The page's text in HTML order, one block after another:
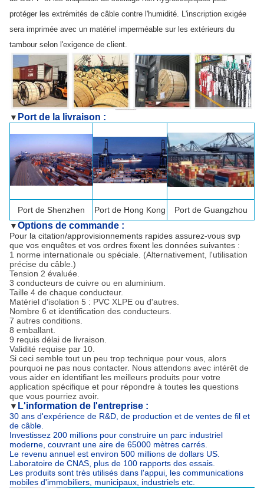
protéger les extrémités de câble contre l'humidité. L'inscription exigée
sera imprimée avec un matériel imperméable sur les extérieurs du
tambour selon l'exigence de client.
▼ Port de la livraison :
Port de Shenzhen Port de Hong Kong
Port de Guangzhou
▼Options de commande :
Pour la citation/approvisionnements rapides assurez-vous svp
que vos enquêtes et vos ordres fixent les données suivantes :
1 norme internationale ou spéciale. (Alternativement, l'utilisation
précise du câble.)
Tension 2 évaluée.
3 conducteurs de cuivre ou en aluminium.
Taille 4 de chaque conducteur.
Matériel d'isolation 5 : PVC XLPE ou d'autres.
Nombre 6 et identification des conducteurs.
7 autres conditions.
8 emballant.
9 requis délai de livraison.
Validité requise par 10.
Si ceci semble tout un peu trop technique pour vous, alors
pourquoi ne pas nous contacter. Nous attendons avec intérêt de
vous aider en identifiant les meilleurs produits pour votre
application spécifique et pour répondre à toutes les questions
que vous pourriez avoir.
▼ L'information de l'entreprise :
30 ans d'expérience de R&D, de production et de ventes de fil et
de câble.
Investissez 200 millions pour construire un parc industriel
moderne, couvrant une aire de 65000 mètres carrés.
Le revenu annuel est environ 500 millions de dollars US.
Laboratoire de CNAS, plus de 100 rapports des essais.
Les produits sont très utilisés dans l'appui, les communications
mobiles d'immobiliers, municipaux, industriels etc.